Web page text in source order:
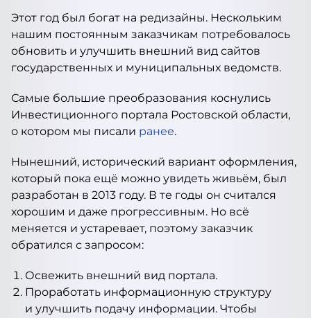
Этот год был богат на редизайны. Нескольким
нашим постоянным заказчикам потребовалось
обновить и улучшить внешний вид сайтов
государственных и муниципальных ведомств.
Самые большие преобразования коснулись
Инвестиционного портала Ростовской области,
о котором мы писали ранее.
Нынешний, исторический вариант оформления,
который пока ещё можно увидеть живьём, был
разработан в 2013 году. В те годы он считался
хорошим и даже прогрессивным. Но всё
меняется и устаревает, поэтому заказчик
обратился с запросом:
Освежить внешний вид портала.
Проработать информационную структуру
и улучшить подачу информации. Чтобы